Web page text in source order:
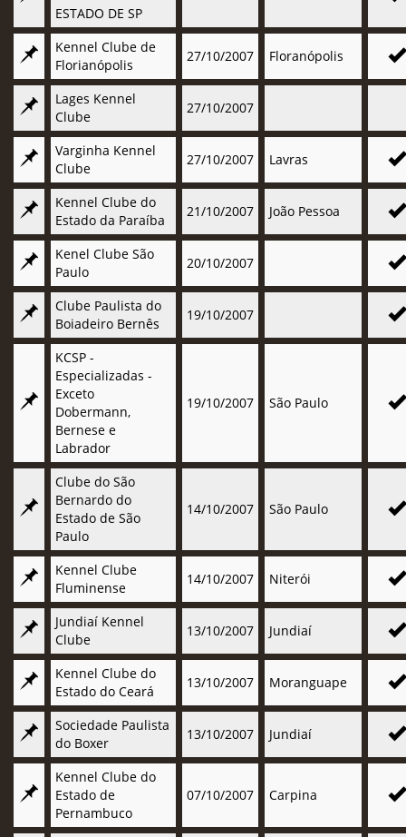
ESTADO DE SP
Kennel Clube de
Florianópolis
27/10/2007 Floranópolis
Lages Kennel
Clube
27/10/2007
Varginha Kennel
Clube
27/10/2007 Lavras
Kennel Clube do
Estado da Paraíba
21/10/2007 João Pessoa
Kenel Clube São
Paulo
20/10/2007
Clube Paulista do
Boiadeiro Bernês
19/10/2007
KCSP -
Especializadas -
Exceto
Dobermann,
Bernese e
Labrador
19/10/2007 São Paulo
Clube do São
Bernardo do
Estado de São
Paulo
14/10/2007 São Paulo
Kennel Clube
Fluminense
14/10/2007 Niterói
Jundiaí Kennel
Clube
13/10/2007 Jundiaí
Kennel Clube do
Estado do Ceará
13/10/2007 Moranguape
Sociedade Paulista
do Boxer
13/10/2007 Jundiaí
Kennel Clube do
Estado de
Pernambuco
07/10/2007 Carpina